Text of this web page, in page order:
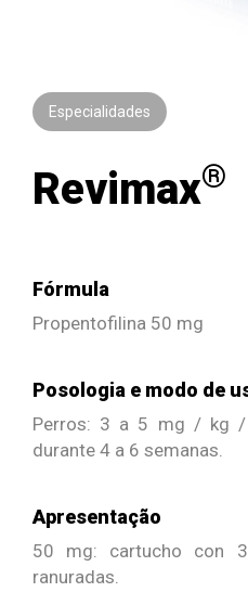
Especialidades
Revimax®
Fórmula
Propentofilina 50 mg
Posologia e modo de
Perros: 3 a 5 mg / kg
durante 4 a 6 semanas.
Apresentação
50 mg: cartucho con
ranuradas.